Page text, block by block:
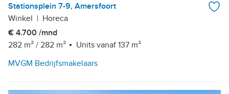
Stationsplein 7-9, Amersfoort
Winkel | Horeca
€ 4.700 /mnd
282 m² / 282 m²
Units vanaf 137 m²
MVGM Bedrijfsmakelaars